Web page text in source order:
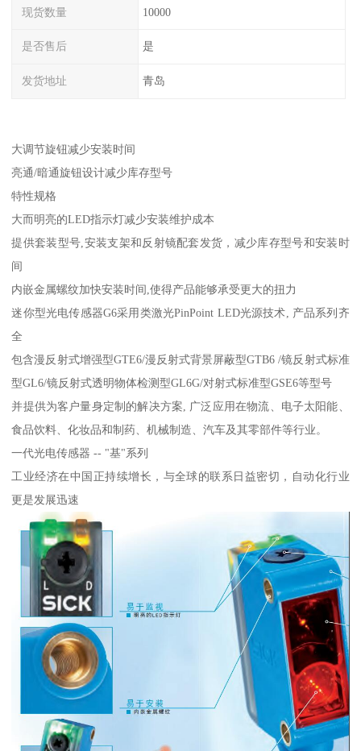
现货数量 10000
是否售后 是
发货地址 青岛
大调节旋钮减少安装时间
亮通/暗通旋钮设计减少库存型号
特性规格
大而明亮的LED指示灯减少安装维护成本
提供套装型号,安装支架和反射镜配套发货，减少库存型号和安装时
间
内嵌金属螺纹加快安装时间,使得产品能够承受更大的扭力
迷你型光电传感器G6采用类激光PinPoint LED光源技术, 产品系列齐
全
包含漫反射式增强型GTE6/漫反射式背景屏蔽型GTB6 /镜反射式标准
型GL6/镜反射式透明物体检测型GL6G/对射式标准型GSE6等型号
并提供为客户量身定制的解决方案, 广泛应用在物流、电子太阳能、
食品饮料、化妆品和制药、机械制造、汽车及其零部件等行业。
一代光电传感器 -- "基"系列
工业经济在中国正持续增长，与全球的联系日益密切，自动化行业
更是发展迅速